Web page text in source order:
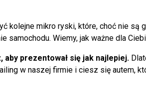
kolejne mikro ryski, które, choć nie są
Wiemy, jak ważne dla
prezentował się jak najlepiej.
w naszej firmie i ciesz się autem,